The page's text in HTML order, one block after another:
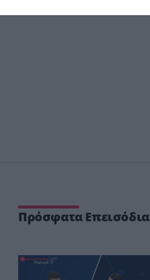
Πρόσφατα Επεισόδια